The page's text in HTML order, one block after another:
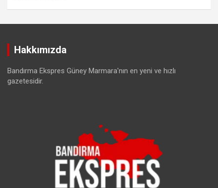
Hakkımızda
Bandırma Ekspres Güney Marmara'nın en yeni ve hızlı
gazetesidir.